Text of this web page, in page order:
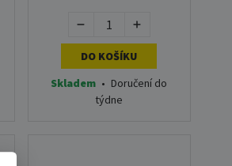
DO KOŠÍKU
Skladem • Doručení do
týdne